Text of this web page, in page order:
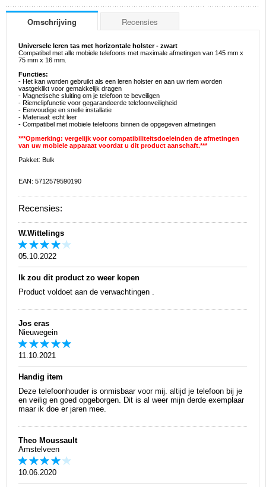
Omschrijving Recensies
Universele leren tas met horizontale holster - zwart
Compatibel met alle mobiele telefoons met maximale afmetingen van 145 mm x
75 mm x 16 mm.
Functies:
- Het kan worden gebruikt als een leren holster en aan uw riem worden
vastgeklikt voor gemakkelijk dragen
- Magnetische sluiting om je telefoon te beveiligen
- Riemclipfunctie voor gegarandeerde telefoonveiligheid
- Eenvoudige en snelle installatie
- Materiaal: echt leer
- Compatibel met mobiele telefoons binnen de opgegeven afmetingen
***Opmerking: vergelijk voor compatibiliteitsdoeleinden de afmetingen
van uw mobiele apparaat voordat u dit product aanschaft.***
Pakket: Bulk
EAN: 5712579590190
Recensies:
W.Wittelings
05.10.2022
Ik zou dit product zo weer kopen
Product voldoet aan de verwachtingen .
Jos eras
Nieuwegein
11.10.2021
Handig item
Deze telefoonhouder is onmisbaar voor mij. altijd je telefoon bij je
en veilig en goed opgeborgen. Dit is al weer mijn derde exemplaar
maar ik doe er jaren mee.
Theo Moussault
Amstelveen
10.06.2020